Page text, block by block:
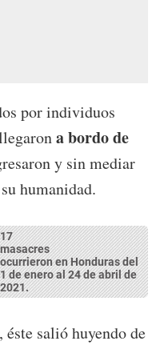
por individuos
a bordo de
y sin mediar
humanidad.
17
masacres
ocurrieron en Honduras del
1 de enero al 24 de abril de
2021.
éste salió huyendo de